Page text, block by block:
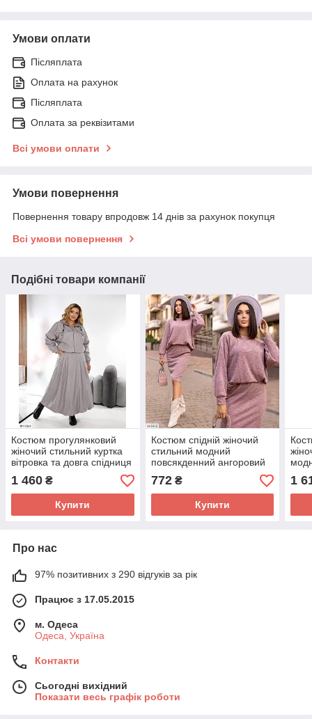
Умови оплати
Післяплата
Оплата на рахунок
Післяплата
Оплата за реквізитами
Всі умови оплати
Умови повернення
Повернення товару впродовж 14 днів за рахунок покупця
Всі умови повернення
Подібні товари компанії
Костюм прогулянковий
жіночий стильний куртка
вітровка та довга спідниця
балон із плащової тканини
розміри батал
1 460 ₴
Купити
Костюм спідній жіночий
стильний модний
повсякденний ангоровий
вільного фасону оверсайз
розміри 42-48
772₴
Купити
1
Про нас
97% позитивних з 290 відгуків за рік
Працює з 17.05.2015
м. Одеса
Одеса, Україна
Контакти
Сьогодні вихідний
Показати весь графік роботи